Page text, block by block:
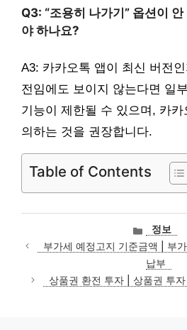
Q3: “조용히 나가기” 옵션이
야 하나요?
A3: 카카오톡 앱이 최신 버전
전임에도 보이지 않는다면 일
기능이 제한될 수 있으며, 카
의하는 것을 권장합니다.
Table of Contents
카
테
고
리
정보
부가세 예정고지 기준금액 | 부
납부
상품권 환전 투자 | 상품권 투